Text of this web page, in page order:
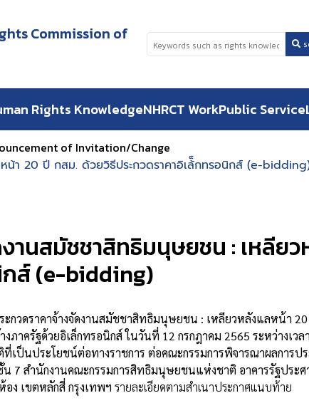
Commission of
Rights KnowledgeNHRCT WorkPublic Service
of Invitation/Change
น้า 20 ปี กสม. ด้วยวิธีประกวดราคาอิเล้็กทรอนิกส์ (e-
านสมัชชาสิทธิมนุษยชน : เหลีย
กส์ (e-bidding)
าคาจ้างจัดงานสมัชชาสิทธิมนุษยชน : เหลียวหลังแลหน้า 20
าครัฐด้วยอิเล็กทรอนิกส์ ในวันที่ 12 กรกฎาคม 2565 ระหว่างเว
นประโยชน์ต่อทางราชการ ต่อคณะกรรมการพิจารณาผลการปร
7 สำนักงานคณะกรรมการสิทธิมนุษยชนแห่งชาติ อาคารรัฐประ
ง เขตหลักสี่ กรุงเทพฯ รายละเอียดตามสำเนาประกาศแนบท้าย